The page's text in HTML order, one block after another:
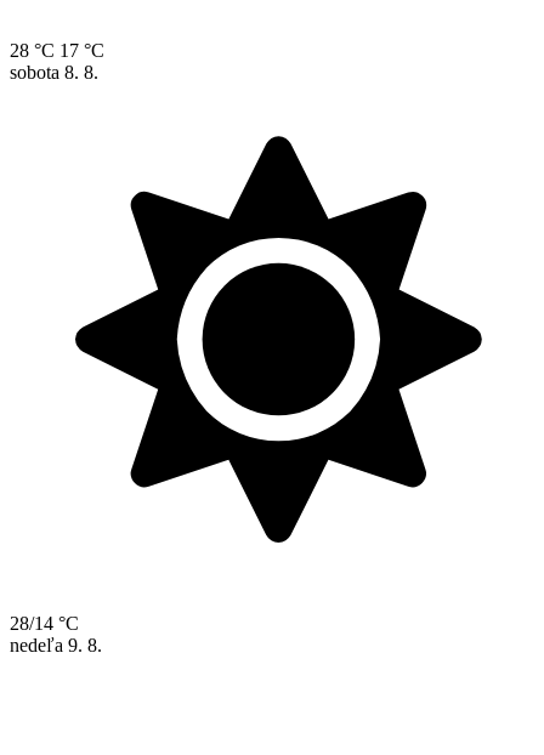
28 °C 17 °C
sobota 8. 8.
28/14 °C
nedeľa 9. 8.